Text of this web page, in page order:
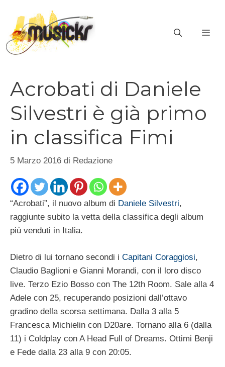
contenuto
Acrobati di Daniele
Silvestri è già primo
in classifica Fimi
5 Marzo 2016 di Redazione
“Acrobati”, il nuovo album di Daniele Silvestri,
raggiunte subito la vetta della classifica degli album
più venduti in Italia.
Dietro di lui tornano secondi i Capitani Coraggiosi,
Claudio Baglioni e Gianni Morandi, con il loro disco
live. Terzo Ezio Bosso con The 12th Room. Sale alla 4
Adele con 25, recuperando posizioni dall’ottavo
gradino della scorsa settimana. Dalla 3 alla 5
Francesca Michielin con D20are. Tornano alla 6 (dalla
11) i Coldplay con A Head Full of Dreams. Ottimi Benji
e Fede dalla 23 alla 9 con 20:05.